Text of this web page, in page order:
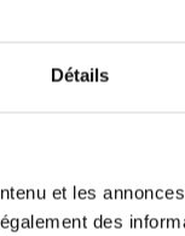
Détails
et les
des